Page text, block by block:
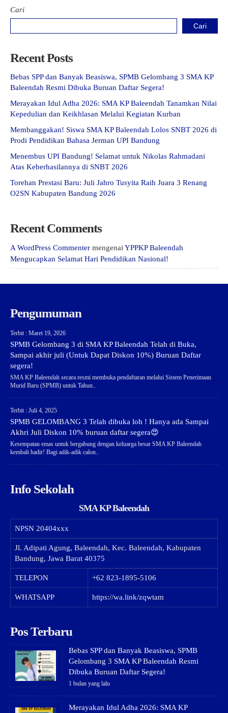
Cari
Cari
Recent Posts
Bebas SPP dan Banyak Beasiswa, SPMB Gelombang 3 SMA KP
Baleendah Resmi Dibuka Buruan Daftar Segera!
Merayakan Idul Adha 2026: SMA KP Baleendah Tanamkan Nilai
Kepedulian dan Keikhlasan Melalui Kegiatan Kurban
Membanggakan! Siswa SMA KP Baleendah Lolos SNBT 2026 di
Prodi Pendidikan Bahasa Jerman UPI Bandung
Menembus UPI Bandung! Selamat untuk Nikolas Rahmadani
Atas Keberhasilannya di SNBT 2026
Torehan Prestasi Baru: Juli Jahro Tusyita Raih Juara 3 Renang
O2SN Kabupaten Bandung 2026
Recent Comments
A WordPress Commenter mengenai YPPKP Baleendah
Mengucapkan Selamat Hari Pendidikan Nasional!
Pengumuman
Terbit : Maret 19, 2026
SPMB Gelombang 3 di SMA KP Baleendah Telah di Buka,
Sampai akhir juli (Untuk Dapat Diskon 10%) Buruan Daftar
segera!
SMA KP Baleendah secara resmi membuka pendaftaran melalui Sistem Penerimaan
Murid Baru (SPMB) untuk Tahun..
Terbit : Juli 4, 2025
SPMB GELOMBANG 3 Telah dibuka loh ! Hanya ada Sampai
Akhri Juli Diskon 10% buruan daftar segera😍
Kesempatan emas untuk bergabung dengan keluarga besar SMA KP Baleendah
kembali hadir! Bagi adik-adik calon..
Info Sekolah
SMA KP Baleendah
NPSN 20404xxx
Jl. Adipati Agung, Baleendah, Kec. Baleendah, Kabupaten
Bandung, Jawa Barat 40375
TELEPON +62 823-1895-5106
WHATSAPP https://wa.link/zqwtam
Pos Terbaru
Bebas SPP dan Banyak Beasiswa, SPMB
Gelombang 3 SMA KP Baleendah Resmi
Dibuka Buruan Daftar Segera!
1 bulan yang lalu
Merayakan Idul Adha 2026: SMA KP